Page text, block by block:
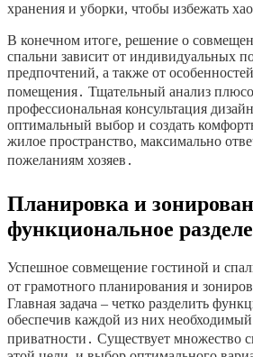
хранения и уборки, чтобы избежать
В конечном итоге, решение о
спальни зависит от индивидуальных
предпочтений, а также от
помещения․ Тщательный анализ
профессиональная консультация
оптимальный выбор и создать
жилое пространство, максимально
пожеланиям хозяев․
Планировка и
функциональное
Успешное совмещение гостиной и
от грамотного планирования и
Главная задача – четко разделить
обеспечив каждой из них
приватности․ Существует множество